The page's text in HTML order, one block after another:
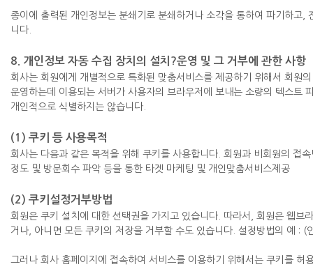
종이에 출력된 개인정보는 분쇄기로 분쇄하거나 소각을 통하여 파기하고
니다.
8. 개인정보 자동 수집 장치의 설치?운영 및 그 거부에 관한 사항
회사는 회원에게 개별적으로 특화된 맞춤서비스를 제공하기 위해서 회
운영하는데 이용되는 서버가 사용자의 브라우저에 보내는 소량의 텍스트
개인적으로 식별하지는 않습니다.
(1) 쿠키 등 사용목적
회사는 다음과 같은 목적을 위해 쿠키를 사용합니다. 회원과 비회원의 접
정도 및 방문회수 파악 등을 통한 타겟 마케팅 및 개인맞춤서비스제공
(2) 쿠키설정거부방법
회원은 쿠키 설치에 대한 선택권을 가지고 있습니다. 따라서, 회원은 웹브
거나, 아니면 모든 쿠키의 저장을 거부할 수도 있습니다. 설정방법의 예 :
그러나 회사 홈페이지에 접속하여 서비스를 이용하기 위해서는 쿠키를